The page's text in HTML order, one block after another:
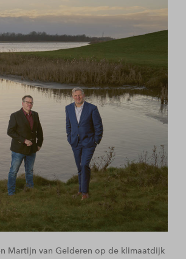
Martijn van Gelderen op de klimaatdijk